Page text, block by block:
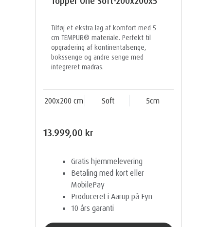
Tilføj et ekstra lag af komfort med 5
cm TEMPUR® materiale. Perfekt til
opgradering af kontinentalsenge,
bokssenge og andre senge med
integreret madras.
200x200 cm Soft 5cm
13.999,00 kr
Gratis hjemmelevering
Betaling med kort eller
MobilePay
Produceret i Aarup på Fyn
10 års garanti